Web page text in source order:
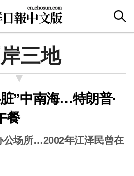
三地
”中南海…特朗普·
餐
公场所…2002年江泽民曾在